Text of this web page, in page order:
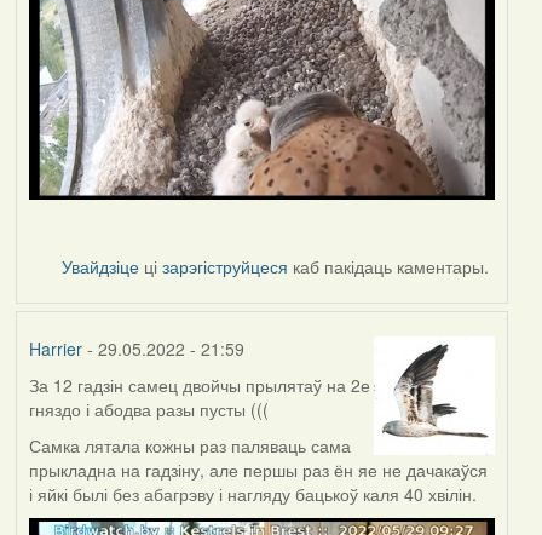
Увайдзіце цізарэгіструйцеся каб пакідаць каментары.
Harrier- 29.05.2022 - 21:59
За 12 гадзін самец двойчы прылятаў на 2е
гняздо і абодва разы пусты (((
Самка лятала кожны раз паляваць сама
прыкладна на гадзіну, але першы раз ён яе не дачакаўся
і яйкі былі без абагрэву і нагляду бацькоў каля 40 хвілін.